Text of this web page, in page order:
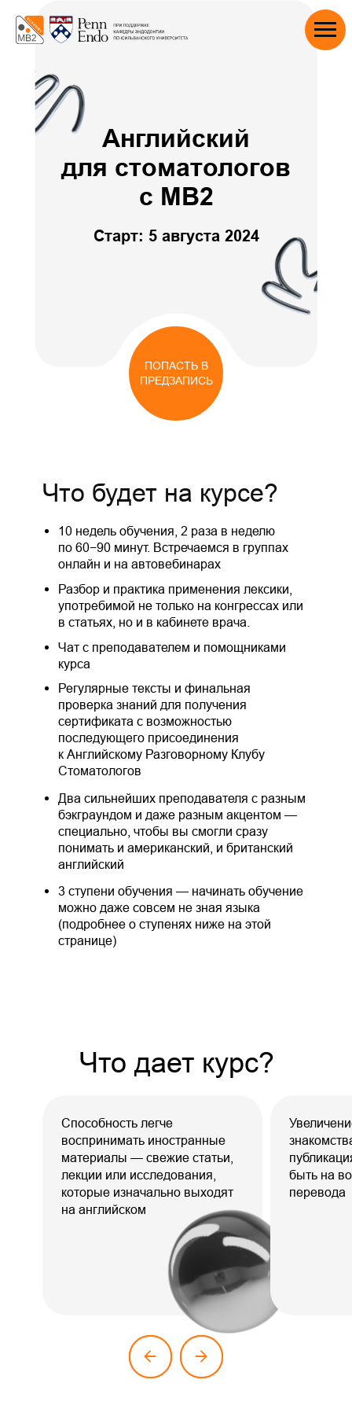
ПОПАСТЬ В
ПРЕДЗАПИСЬ
Английский
для стоматологов
с MB2
Старт: 5 августа 2024
Что будет на курсе?
10 недель обучения, 2 раза в неделю
по 60−90 минут. Встречаемся в группах
онлайн и на автовебинарах
Разбор и практика применения лексики,
употребимой не только на конгрессах или
в статьях, но и в кабинете врача.
Чат с преподавателем и помощниками
курса
Регулярные тексты и финальная
проверка знаний для получения
сертификата с возможностью
последующего присоединения
к Английскому Разговорному Клубу
Стоматологов
3 ступени обучения — начинать обучение
можно даже совсем не зная языка
(подробнее о ступенях ниже на этой
странице)
Два сильнейших преподавателя с разным
бэкграундом и даже разным акцентом —
специально, чтобы вы смогли сразу
понимать и американский, и британский
английский
Что дает курс?
Способность легче
воспринимать иностранные
материалы — свежие статьи,
лекции или исследования,
которые изначально выходят
на английском
быть на
перевода